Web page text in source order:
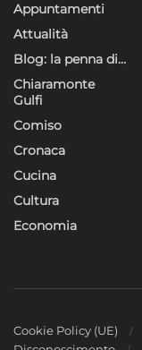
Appuntamenti
Attualità
Blog: la penna di…
Chiaramonte
Gulfi
Comiso
Cronaca
Cucina
Cultura
Economia
Cookie Policy (UE)